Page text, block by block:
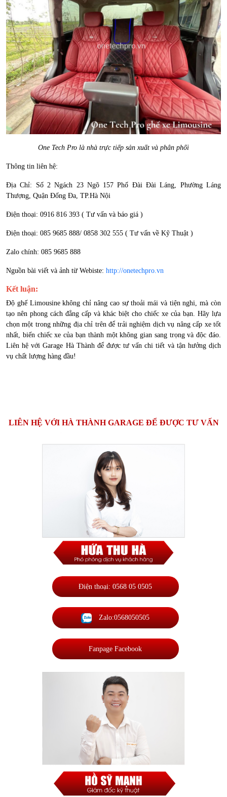
One Tech Pro là nhà trực tiếp sản xuất và phân phối
Thông tin liên hệ:
Địa Chỉ: Số 2 Ngách 23 Ngõ 157 Phố Đài Đài Láng, Phường Láng
Thượng, Quận Đống Đa, TP.Hà Nội
Điện thoại: 0916 816 393 ( Tư vấn và báo giá )
Điện thoại: 085 9685 888/ 0858 302 555 ( Tư vấn về Kỹ Thuật )
Zalo chính: 085 9685 888
Nguồn bài viết và ảnh từ Webiste: http://onetechpro.vn
Kết luận:
Độ ghế Limousine không chỉ nâng cao sự thoải mái và tiện nghi, mà còn
tạo nên phong cách đẳng cấp và khác biệt cho chiếc xe của bạn. Hãy lựa
chọn một trong những địa chỉ trên để trải nghiệm dịch vụ nâng cấp xe tốt
nhất, biến chiếc xe của bạn thành một không gian sang trọng và độc đáo.
Liên hệ với Garage Hà Thành để được tư vấn chi tiết và tận hưởng dịch
vụ chất lượng hàng đầu!
LIÊN HỆ VỚI HÀ THÀNH GARAGE ĐỂ ĐƯỢC TƯ VẤN
Điện thoại: 0568 05 0505
Zalo:0568050505
Fanpage Facebook